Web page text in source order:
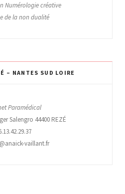
Numérologie créative
de la non dualité
– NANTES SUD LOIRE
Paramédical
Salengro 44400 REZÉ
vaillant.fr